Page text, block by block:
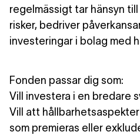
regelmässigt tar hänsyn
risker, bedriver
investeringar i bolag med
Fonden passar dig som:
Vill investera i en bredare
Vill att
som premieras eller